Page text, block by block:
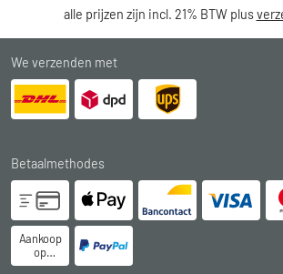
alle prijzen zijn incl. 21% BTW plus
We verzenden met
Betaalmethodes
Aankoop
op
rekening